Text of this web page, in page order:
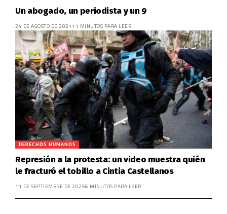
Un abogado, un periodista y un 9
24 DE AGOSTO DE 2021 11 MINUTOS PARA LEER
DERECHOS HUMANOS
Represión a la protesta: un video muestra quién
le fracturó el tobillo a Cintia Castellanos
11 DE SEPTIEMBRE DE 20256 MINUTOS PARA LEER